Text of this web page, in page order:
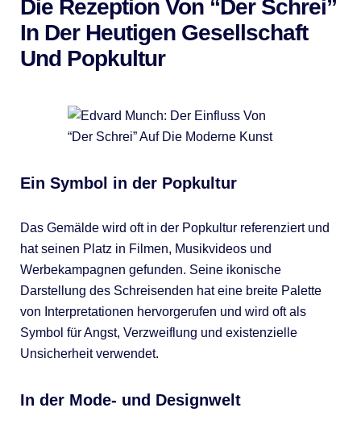
Die Rezeption Von “Der Schrei”
In Der Heutigen Gesellschaft
Und Popkultur
Ein Symbol in der Popkultur
Das Gemälde wird oft in der Popkultur referenziert und
hat seinen Platz in Filmen, Musikvideos und
Werbekampagnen gefunden. Seine ikonische
Darstellung des Schreisenden hat eine breite Palette
von Interpretationen hervorgerufen und wird oft als
Symbol für Angst, Verzweiflung und existenzielle
Unsicherheit verwendet.
In der Mode- und Designwelt